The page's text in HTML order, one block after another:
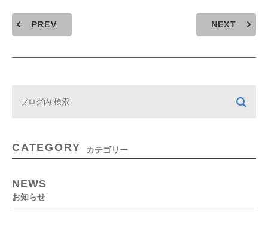
PREV NEXT
CATEGORY カテゴリー
NEWS
お知らせ